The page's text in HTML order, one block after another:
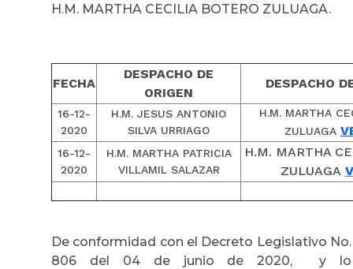
H.M. MARTHA CECILIA BOTERO ZULUAGA.
FECHA
DESPACHO DE
ORIGEN
DESPACHO
16-12-
2020
H.M. JESUS ANTONIO
SILVA URRIAGO
H.M. MARTHA
ZULUAGA
16-12-
2020
H.M. MARTHA PATRICIA
VILLAMIL SALAZAR
H.M. MARTHA
ZULUAGA
De conformidad con el Decreto Legislativo No.
806 del 04 de junio de 2020, y lo